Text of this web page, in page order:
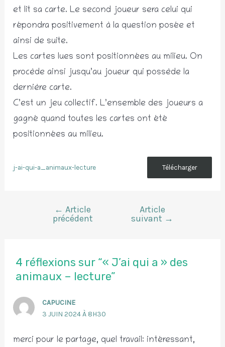
et lit sa carte. Le second joueur sera celui qui
répondra positivement à la question posée et
ainsi de suite.
Les cartes lues sont positionnées au milieu. On
procède ainsi jusqu’au joueur qui possède la
dernière carte.
C’est un jeu collectif. L’ensemble des joueurs a
gagné quand toutes les cartes ont été
positionnées au milieu.
j-ai-qui-a_animaux-lecture Télécharger
Navigation
← Article
précédent
Article
suivant →
4 réflexions sur “« J’ai qui a » des
animaux – lecture”
CAPUCINE
3 JUIN 2024 À 8H30
merci pour le partage, quel travail: intéressant,